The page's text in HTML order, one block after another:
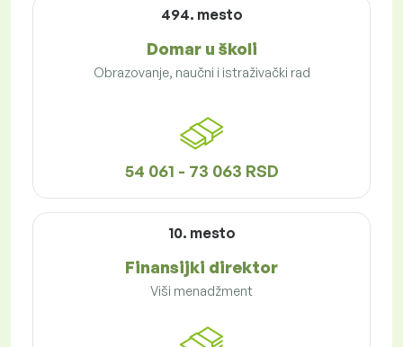
494. mesto
Domar u školi
Obrazovanje, naučni i istraživački rad
54 061 - 73 063 RSD
10. mesto
Finansijki direktor
Viši menadžment